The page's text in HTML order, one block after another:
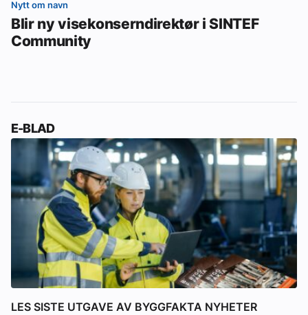
Nytt om navn
Blir ny visekonserndirektør i SINTEF
Community
E-BLAD
LES SISTE UTGAVE AV BYGGFAKTA NYHETER